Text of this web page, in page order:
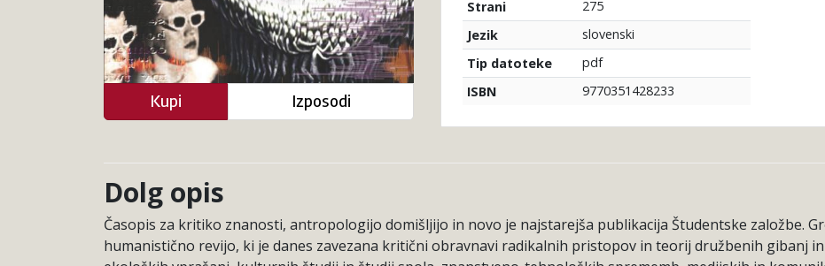
Strani
275
Jezik
slovenski
Tip datoteke
pdf
ISBN
9770351428233
Kupi Izposodi
Dolg opis
Časopis za kritiko znanosti, antropologijo domišljijo in novo je najstarejša publikacija Študentske založbe.
humanistično revijo, ki je danes zavezana kritični obravnavi radikalnih pristopov in teorij družbenih gibanj